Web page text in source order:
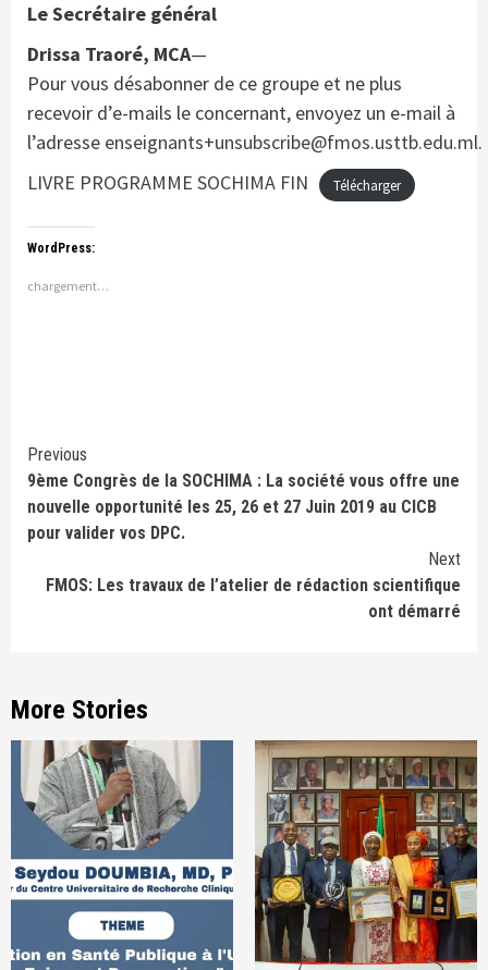
Le Secrétaire général
Drissa Traoré, MCA—
Pour vous désabonner de ce groupe et ne plus
recevoir d’e-mails le concernant, envoyez un e-mail à
l’adresse enseignants+unsubscribe@fmos.usttb.edu.ml.
LIVRE PROGRAMME SOCHIMA FIN
Télécharger
WordPress:
chargement…
Continue
Reading
Previous
9ème Congrès de la SOCHIMA : La société vous offre une
nouvelle opportunité les 25, 26 et 27 Juin 2019 au CICB
pour valider vos DPC.
Next
FMOS: Les travaux de l’atelier de rédaction scientifique
ont démarré
More Stories